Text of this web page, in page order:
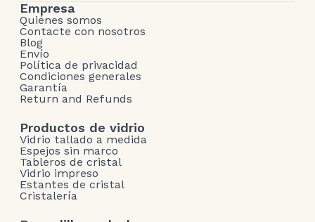
Empresa
Quiénes somos
Contacte con nosotros
Blog
Envío
Política de privacidad
Condiciones generales
Garantía
Return and Refunds
Productos de vidrio
Vidrio tallado a medida
Espejos sin marco
Tableros de cristal
Vidrio impreso
Estantes de cristal
Cristalería